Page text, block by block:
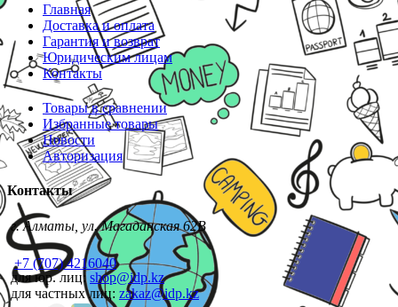
Главная
Доставка и оплата
Гарантия и возврат
Юридическим лицам
Контакты
Товары в сравнении
Избранные товары
Новости
Авторизация
Контакты
г. Алматы, ул. Магаданская 62В
+7 (707) 4216040
для юр. лиц:shop@idp.kz
для частных лиц: zakaz@idp.kz